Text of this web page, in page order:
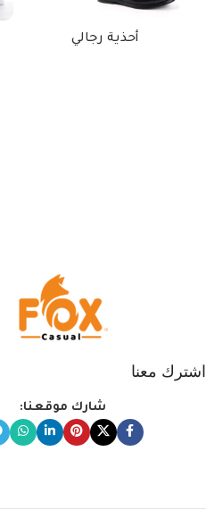
أحذية رجالي
اشترك معنا
شارك موقعنا: